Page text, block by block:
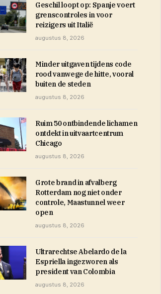
Geschil loopt op: Spanje voert
grenscontroles in voor
reizigers uit Italië
augustus 8, 2026
Minder uitgaven tijdens code
rood vanwege de hitte, vooral
buiten de steden
augustus 8, 2026
Ruim 50 ontbindende lichamen
ontdekt in uitvaartcentrum
Chicago
augustus 8, 2026
Grote brand in afvalberg
Rotterdam nog niet onder
controle, Maastunnel weer
open
augustus 8, 2026
Ultrarechtse Abelardo de la
Espriella ingezworen als
president van Colombia
augustus 8, 2026